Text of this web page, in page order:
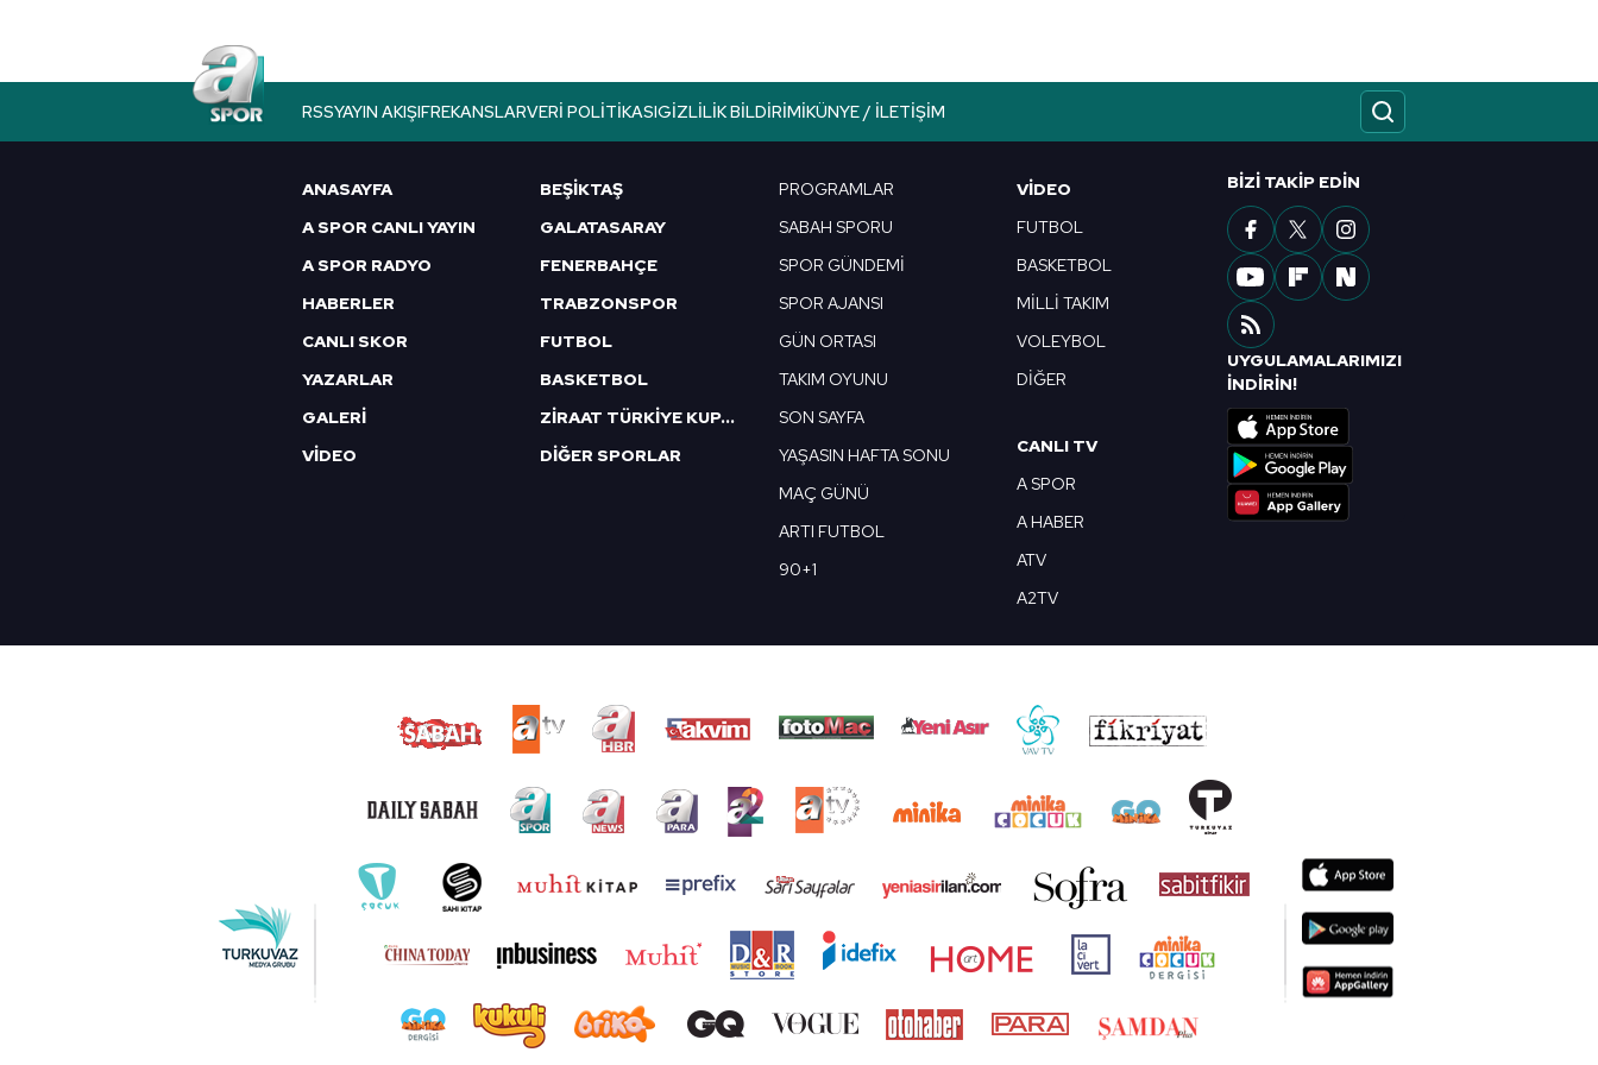
mevzuata uygun olarak kullanılan çerezlerle ilgili bilgi almak için lütfentıklayınız.
RSSYAYIN AKIŞIFREKANSLARVERI POLITIKASIGIZLILIK BILDIRIMIKÜNYE / İLETIŞIM
ANASAYFA
A SPOR CANLI YAYIN
A SPOR RADYO
HABERLER
CANLI SKOR
YAZARLAR
GALERİ
VİDEO
BEŞİKTAŞ
GALATASARAY
FENERBAHÇE
TRABZONSPOR
FUTBOL
BASKETBOL
ZİRAAT TÜRKİYE KUPASI
DİĞER SPORLAR
PROGRAMLAR
SABAH SPORU
SPOR GÜNDEMİ
SPOR AJANSI
GÜN ORTASI
TAKIM OYUNU
SON SAYFA
YAŞASIN HAFTA SONU
MAÇ GÜNÜ
ARTI FUTBOL
90+1
VIDEO
FUTBOL
BASKETBOL
MİLLİ TAKIM
VOLEYBOL
DİĞER
CANLI TV
A SPOR
A HABER
ATV
A2TV
BIZI TAKIP EDIN
UYGULAMALARIMIZI
İNDİRİN!